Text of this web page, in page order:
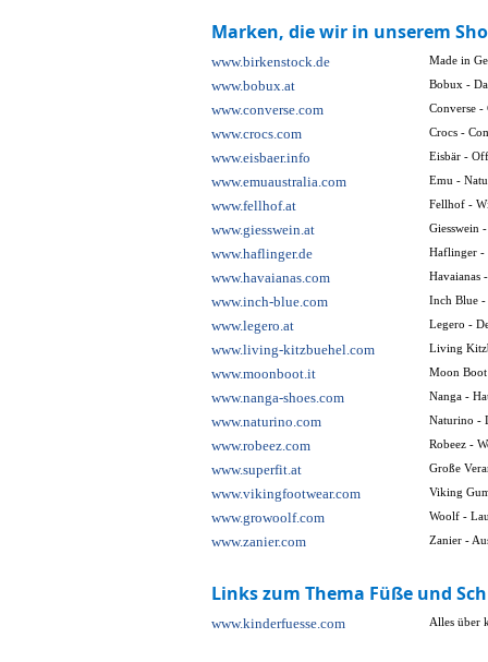
Marken, die wir in unserem
www.birkenstock.de Made in
www.bobux.at Bobux -
www.converse.com Converse -
www.crocs.com Crocs -
www.eisbaer.info Eisbär -
www.emuaustralia.com Emu -
www.fellhof.at Fellhof -
www.giesswein.at Giesswein
www.haflinger.de Haflinger -
www.havaianas.com Havaianas
www.inch-blue.com Inch Blue -
www.legero.at Legero -
www.living-kitzbuehel.com Living
www.moonboot.it Moon
www.nanga-shoes.com Nanga -
www.naturino.com Naturino -
www.robeez.com Robeez -
www.superfit.at Große
www.vikingfootwear.com Viking
www.growoolf.com Woolf -
www.zanier.com Zanier -
Links zum Thema Füße und
www.kinderfuesse.com Alles über